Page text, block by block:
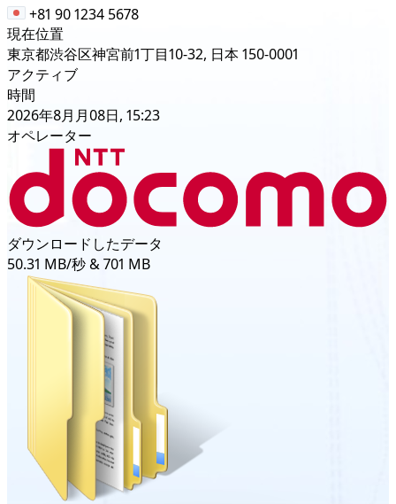
+81 90 1234 5678
現在位置
東京都渋谷区神宮前1丁目10-32, 日本 150-0001
アクティブ
時間
2026年8月月08日, 15:23
オペレーター
ダウンロードしたデータ
50.31 MB/秒 & 701 MB